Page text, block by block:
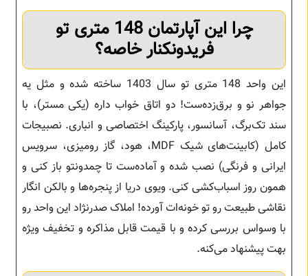
چرا این آپارتمان 148 متری تو
فریدونکنار خاصه؟
این واحد 148 متری تو سال 1403 ساخته شده و مثل یه
جواهر نو و برق‌زده‌ست! دو اتاق خواب داره (یکی مستر)، با
سند تک‌برگ، آسانسور، پارکینگ اختصاصی و انباری. نصبیجات
کامل (کابینت‌های شیک MDF، هود، گاز رومیزی، سرویس
ایرانی و فرنگی) نصب شده و آماده‌ست تا چمدونتو باز کنی و
همون روز اسباب‌کشی کنی. ویوی دریا از پنجره‌ها و بالکن انگار
نقاشی طبیعت رو تو خونه‌ات آورده! املاک صدرنژاد این واحد رو
با وسواس بررسی کرده و با قیمت قابل مذاکره و تخفیف ویژه
بهت پیشنهاد می‌کنه.